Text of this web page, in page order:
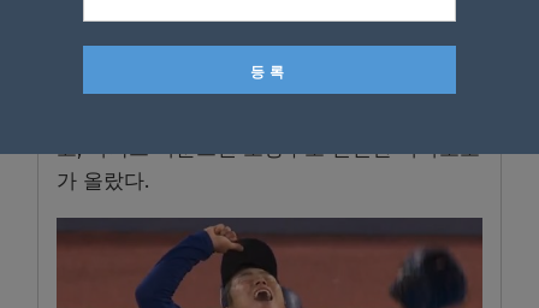
그리고 9회초 1사엔 미겔 로하스가 극적인 동점
솔로포를 날리며 기어이 경기의 균형을 맞췄다.
고, 다저스 마운드엔 소방수로 변신한 야마모토
가 올랐다.